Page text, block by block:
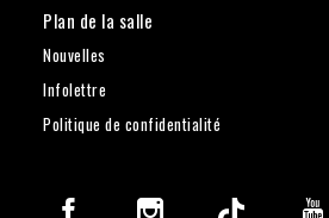
Plan de la salle
Nouvelles
Infolettre
Politique de confidentialité